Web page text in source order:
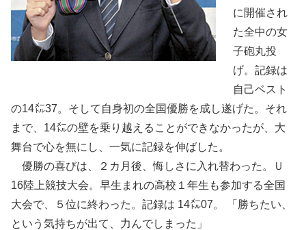
に開催され
た全中の女
子砲丸投
げ。記録は
自己ベスト
の14㍍37。そして自身初の全国優勝を成し遂げた。それ
まで、14㍍の壁を乗り越えることができなかったが、大
舞台で心を無にし、一気に記録を伸ばした。
優勝の喜びは、２カ月後、悔しさに入れ替わった。Ｕ
16陸上競技大会。早生まれの高校１年生も参加する全国
大会で、５位に終わった。記録は 14㍍07。 「勝ちたい、
という気持ちが出て、力んでしまった」